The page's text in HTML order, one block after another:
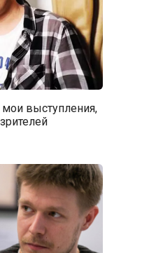
мои выступления,